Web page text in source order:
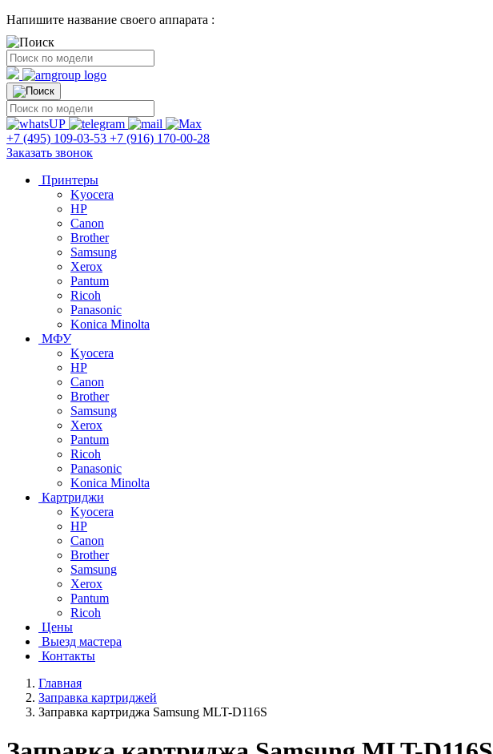
Напишите название своего аппарата :
+7 (495) 109-03-53 +7 (916) 170-00-28
Заказать звонок
Принтеры
Kyocera
HP
Canon
Brother
Samsung
Xerox
Pantum
Ricoh
Panasonic
Konica Minolta
МФУ
Kyocera
HP
Canon
Brother
Samsung
Xerox
Pantum
Ricoh
Panasonic
Konica Minolta
Картриджи
Kyocera
HP
Canon
Brother
Samsung
Xerox
Pantum
Ricoh
Цены
Выезд мастера
Контакты
Главная
Заправка картриджей
Заправка картриджа Samsung MLT-D116S